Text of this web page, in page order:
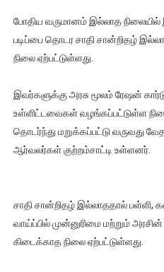
போதிய வருமானம் இல்லாத
படிப்பை தொடர சாதி சான்றிதழ்
நிலை ஏற்பட்டுள்ளது.
இவர்களுக்கு அரசு மூலம் ரேஷன்
உள்ளிட்டவைகள் வழங்கப்பட்டுள்ள
தொடர்ந்து மறுக்கப்பட்டு வருவது
ஆர்வலர்கள் குற்றம்சாட்டி உள்ளனர்.
சாதி சான்றிதழ் இல்லாததால் பள்ளி,
வாய்ப்பில் முன்னுரிமை மற்றும்
கிடைக்காத நிலை ஏற்பட்டுள்ளது.